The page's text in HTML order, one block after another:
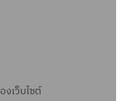
เว็บไซต์